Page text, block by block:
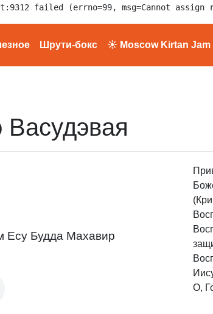
failed (errno=99, msg=Cannot assign
Шрути-бокс ☀ Moscow Kirtan
Васудэвая
Есу Будда Махавир
О,